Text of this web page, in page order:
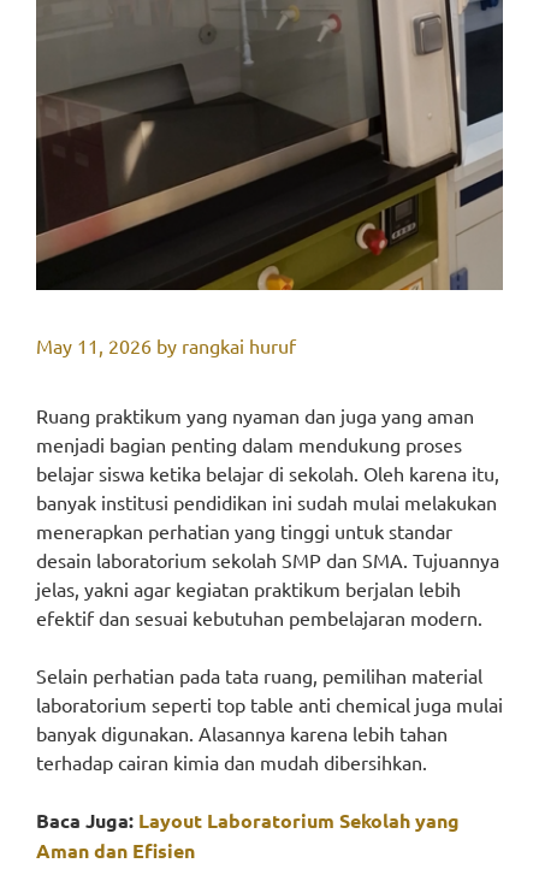
May 11, 2026 by rangkai huruf
Ruang praktikum yang nyaman dan juga yang aman
menjadi bagian penting dalam mendukung proses
belajar siswa ketika belajar di sekolah. Oleh karena itu,
banyak institusi pendidikan ini sudah mulai melakukan
menerapkan perhatian yang tinggi untuk standar
desain laboratorium sekolah SMP dan SMA. Tujuannya
jelas, yakni agar kegiatan praktikum berjalan lebih
efektif dan sesuai kebutuhan pembelajaran modern.
Selain perhatian pada tata ruang, pemilihan material
laboratorium seperti top table anti chemical juga mulai
banyak digunakan. Alasannya karena lebih tahan
terhadap cairan kimia dan mudah dibersihkan.
Baca Juga: Layout Laboratorium Sekolah yang
Aman dan Efisien